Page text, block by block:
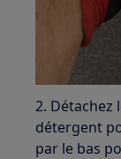
2. Détachez
détergent
par le bas